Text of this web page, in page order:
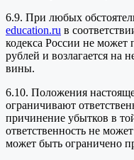
6.9. При любых
education.ru в
кодекса России не может
рублей и возлагается на
вины.
6.10. Положения
ограничивают
причинение убытков в
ответственность не
может быть ограничено